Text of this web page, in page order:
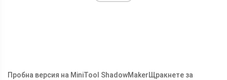
Пробна версия на MiniTool ShadowMakerЩракнете за